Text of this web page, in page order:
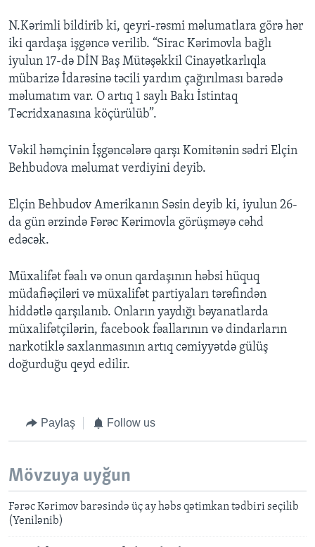
N.Kərimli bildirib ki, qeyri-rəsmi məlumatlara görə hər
iki qardaşa işgəncə verilib. “Sirac Kərimovla bağlı
iyulun 17-də DİN Baş Mütəşəkkil Cinayətkarlıqla
mübarizə İdarəsinə təcili yardım çağırılması barədə
məlumatım var. O artıq 1 saylı Bakı İstintaq
Təcridxanasına köçürülüb”.
Vəkil həmçinin İşgəncələrə qarşı Komitənin sədri Elçin
Behbudova məlumat verdiyini deyib.
Elçin Behbudov Amerikanın Səsin deyib ki, iyulun 26-
da gün ərzində Fərəc Kərimovla görüşməyə cəhd
edəcək.
Müxalifət fəalı və onun qardaşının həbsi hüquq
müdafiəçiləri və müxalifət partiyaları tərəfindən
hiddətlə qarşılanıb. Onların yaydığı bəyanatlarda
müxalifətçilərin, facebook fəallarının və dindarların
narkotiklə saxlanmasının artıq cəmiyyətdə gülüş
doğurduğu qeyd edilir.
Paylaş Follow us
Mövzuya uyğun
Fərəc Kərimov barəsində üç ay həbs qətimkan tədbiri seçilib
(Yenilənib)